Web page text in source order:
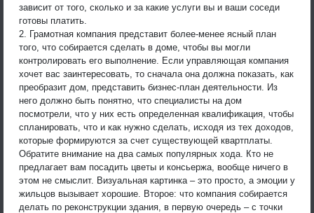
зависит от того, сколько и за какие услуги вы и ваши соседи
готовы платить.
2. Грамотная компания представит более-менее ясный план
того, что собирается сделать в доме, чтобы вы могли
контролировать его выполнение. Если управляющая компания
хочет вас заинтересовать, то сначала она должна показать, как
преобразит дом, представить бизнес-план деятельности. Из
него должно быть понятно, что специалисты на дом
посмотрели, что у них есть определенная квалификация, чтобы
спланировать, что и как нужно сделать, исходя из тех доходов,
которые формируются за счет существующей квартплаты.
Обратите внимание на два самых популярных хода. Кто не
предлагает вам посадить цветы и консьержа, вообще ничего в
этом не смыслит. Визуальная картинка – это просто, а эмоции у
жильцов вызывает хорошие. Второе: что компания собирается
делать по реконструкции здания, в первую очередь – с точки